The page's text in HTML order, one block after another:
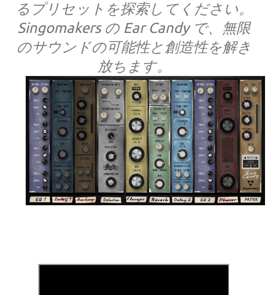
るプリセットを探索してください。
Singomakers の Ear Candy で、無限
のサウンドの可能性と創造性を解き
放ちます。